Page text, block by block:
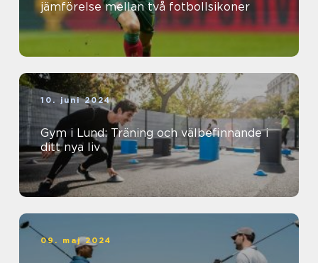
jämförelse mellan två fotbollsikoner
10. juni 2024
Gym i Lund: Träning och välbefinnande i
ditt nya liv
09. maj 2024